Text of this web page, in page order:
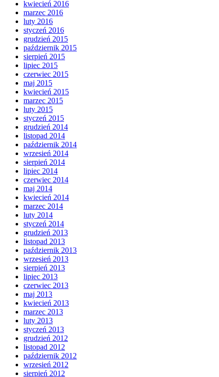
kwiecień 2016
marzec 2016
luty 2016
styczeń 2016
grudzień 2015
październik 2015
sierpień 2015
lipiec 2015
czerwiec 2015
maj 2015
kwiecień 2015
marzec 2015
luty 2015
styczeń 2015
grudzień 2014
listopad 2014
październik 2014
wrzesień 2014
sierpień 2014
lipiec 2014
czerwiec 2014
maj 2014
kwiecień 2014
marzec 2014
luty 2014
styczeń 2014
grudzień 2013
listopad 2013
październik 2013
wrzesień 2013
sierpień 2013
lipiec 2013
czerwiec 2013
maj 2013
kwiecień 2013
marzec 2013
luty 2013
styczeń 2013
grudzień 2012
listopad 2012
październik 2012
wrzesień 2012
sierpień 2012